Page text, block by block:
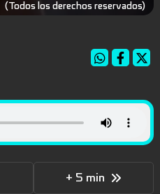
(Todos los derechos reservados)
+ 5 min